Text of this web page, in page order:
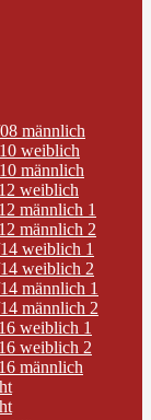
männlich
weiblich
männlich
weiblich
männlich 1
männlich 2
weiblich 1
weiblich 2
männlich 1
männlich 2
weiblich 1
weiblich 2
männlich